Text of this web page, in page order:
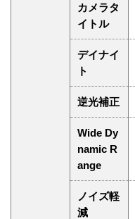
カメラタ
イトル
デイナイ
ト
逆光補正
Wide Dy
namic R
ange
ノイズ軽
減